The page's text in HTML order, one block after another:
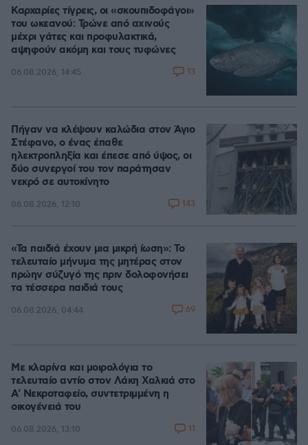
Καρχαρίες τίγρεις, οι «σκουπιδοφάγοι»
του ωκεανού: Τρώνε από αχινούς
μέχρι γάτες και προφυλακτικά,
αψηφούν ακόμη και τους τυφώνες
06.08.2026, 14:45 13
Πήγαν να κλέψουν καλώδια στον Άγιο
Στέφανο, ο ένας έπαθε
ηλεκτροπληξία και έπεσε από ύψος, οι
δύο συνεργοί του τον παράτησαν
νεκρό σε αυτοκίνητο
06.08.2026, 12:10 143
«Τα παιδιά έχουν μια μικρή ίωση»: Το
τελευταίο μήνυμα της μητέρας στον
πρώην σύζυγό της πριν δολοφονήσει
τα τέσσερα παιδιά τους
06.08.2026, 04:44 69
Με κλαρίνα και μοιρολόγια το
τελευταίο αντίο στον Λάκη Χαλκιά στο
A' Νεκροταφείο, συντετριμμένη η
οικογένειά του
06.08.2026, 13:10 11